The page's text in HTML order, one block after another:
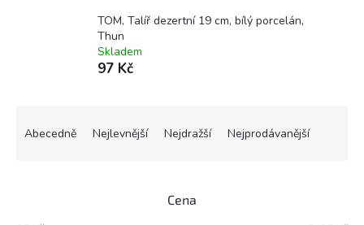
TOM, Talíř dezertní 19 cm, bílý porcelán,
Thun
Skladem
97 Kč
p
Abecedně Nejlevnější Nejdražší Nejprodávanější
Cena